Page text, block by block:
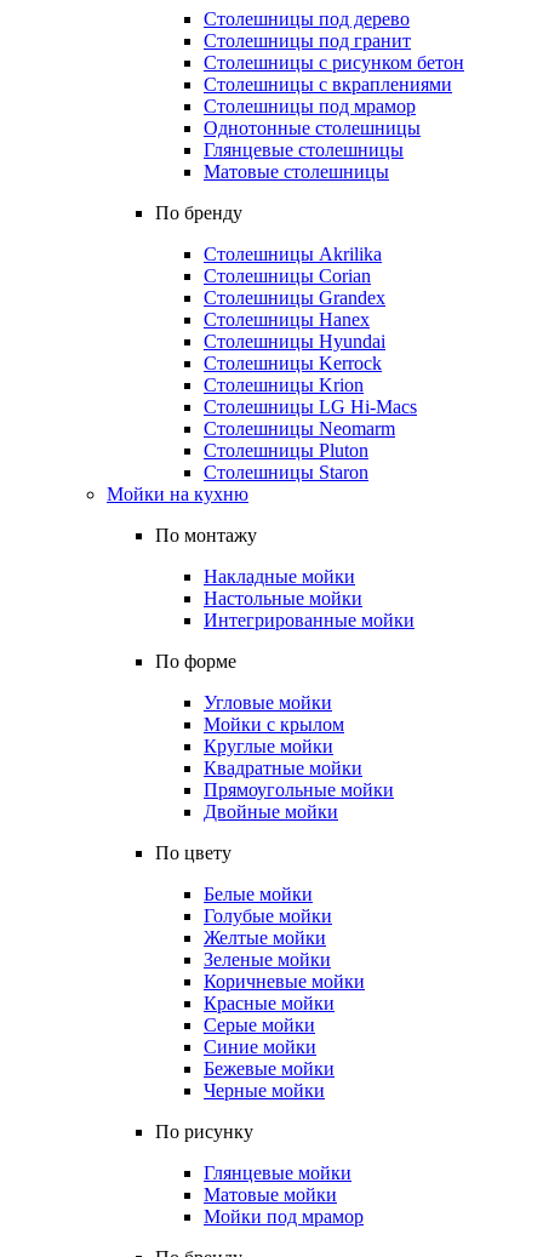
Столешницы под дерево
Столешницы под гранит
Столешницы с рисунком бетон
Столешницы с вкраплениями
Столешницы под мрамор
Однотонные столешницы
Глянцевые столешницы
Матовые столешницы
По бренду
Столешницы Akrilika
Столешницы Corian
Столешницы Grandex
Столешницы Hanex
Столешницы Hyundai
Столешницы Kerrock
Столешницы Krion
Столешницы LG Hi-Macs
Столешницы Neomarm
Столешницы Pluton
Столешницы Staron
Мойки на кухню
По монтажу
Накладные мойки
Настольные мойки
Интегрированные мойки
По форме
Угловые мойки
Мойки с крылом
Круглые мойки
Квадратные мойки
Прямоугольные мойки
Двойные мойки
По цвету
Белые мойки
Голубые мойки
Желтые мойки
Зеленые мойки
Коричневые мойки
Красные мойки
Серые мойки
Синие мойки
Бежевые мойки
Черные мойки
По рисунку
Глянцевые мойки
Матовые мойки
Мойки под мрамор